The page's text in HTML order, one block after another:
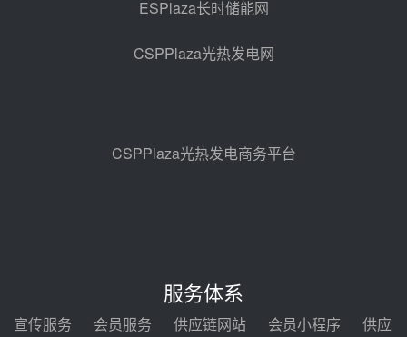
350MW光热大基地建设提速！哈
锅中标格尔木项目蒸汽发生系统
前天 08-04 09:54
前天 08-04 09:27
目海南州香加#1储能工程EPC总承
包项目设备采购
ESPlaza长时储能网
CSPPlaza光热发电网
CSPPlaza光热发电商务平台
服务体系
宣传服务 会员服务 供应链网站 会员小程序
供应